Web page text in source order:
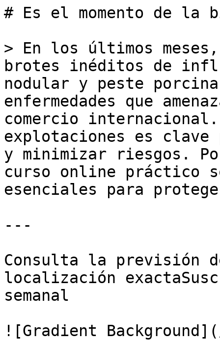
# Es el momento de la
> En los últimos
brotes inéditos de
nodular y peste
enfermedades que
comercio
explotaciones es clave
y minimizar riesgos.
curso online práctico
esenciales para
---
Consulta la previsión
localización
semanal
![Gradient